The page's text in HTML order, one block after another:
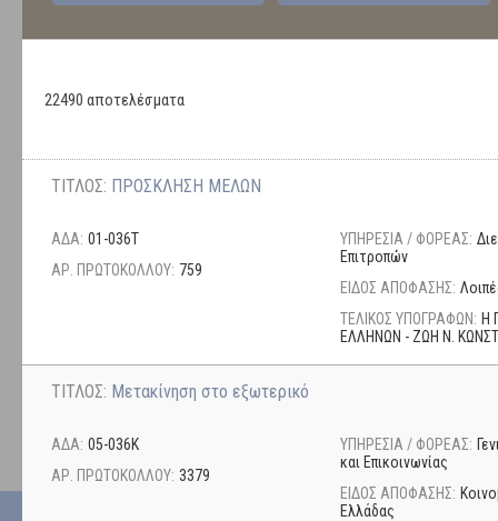
22490 αποτελέσματα
ΤΙΤΛΟΣ: ΠΡΟΣΚΛΗΣΗ ΜΕΛΩΝ
ΑΔΑ: 01-036Τ
ΑΡ. ΠΡΩΤΟΚΟΛΛΟΥ: 759
ΥΠΗΡΕΣΙΑ / ΦΟΡΕΑΣ:
Επιτροπών
ΕΙΔΟΣ ΑΠΟΦΑΣΗΣ:
ΤΕΛΙΚΟΣ ΥΠΟΓΡΑΦΩΝ: Η
ΕΛΛΗΝΩΝ - ΖΩΗ Ν.
ΤΙΤΛΟΣ: Μετακίνηση στο εξωτερικό
ΑΔΑ: 05-036Κ
ΑΡ. ΠΡΩΤΟΚΟΛΛΟΥ: 3379
ΥΠΗΡΕΣΙΑ / ΦΟΡΕΑΣ:
και Επικοινωνίας
ΕΙΔΟΣ ΑΠΟΦΑΣΗΣ:
Ελλάδας